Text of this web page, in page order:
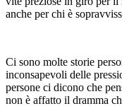
anche per chi è
Ci sono molte storie
inconsapevoli delle
persone ci dicono che
non è affatto il dramma